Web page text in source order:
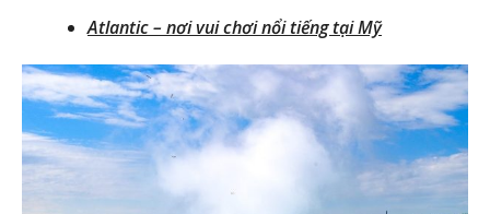
Atlantic – nơi vui chơi nổi tiếng tại Mỹ